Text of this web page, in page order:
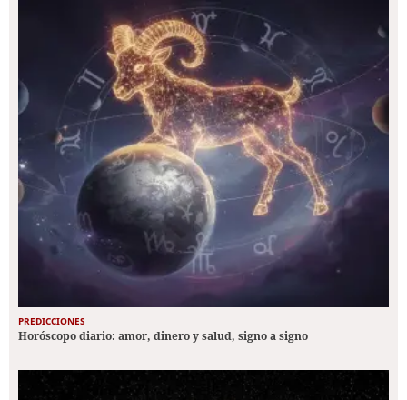
PREDICCIONES
Horóscopo diario: amor, dinero y salud, signo a signo